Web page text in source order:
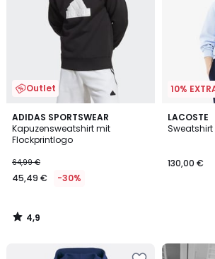
Outlet
ADIDAS SPORTSWEAR
Kapuzensweatshirt mit
Flockprintlogo
64,99 €
45,49 € -30%
4,9
/ 5
4,9
/
10%
LACOSTE
130,00 €
6
Farben